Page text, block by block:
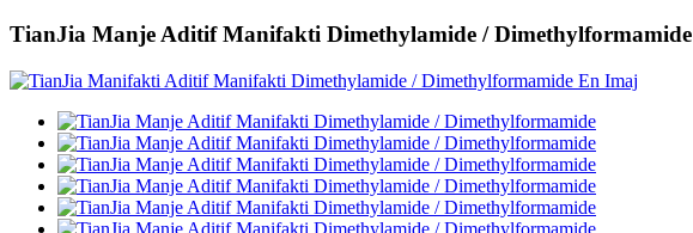
TianJia Manje Aditif Manifakti Dimethylamide / Dimethylformamide